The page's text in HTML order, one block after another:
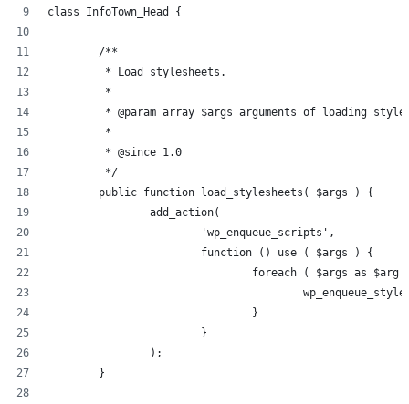
class InfoTown_Head {
	/**
	 * Load stylesheets.
	 *
* @param array $args arguments of loading
	 *
	 * @since 1.0
	 */
	public function load_stylesheets( $args ) {
		add_action(
			'wp_enqueue_scripts',
			function () use ( $args ) {
foreach ( $args as $arg
				}
			}
		);
	}